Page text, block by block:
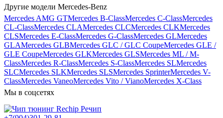
Другие модели Mercedes-Benz
Mercedes AMG GTMercedes B-ClassMercedes C-ClassMercedes
CL-ClassMercedes CLAMercedes CLCMercedes CLKMercedes
CLSMercedes E-ClassMercedes G-ClassMercedes GLMercedes
GLAMercedes GLBMercedes GLC / GLC CoupeMercedes GLE /
GLE CoupeMercedes GLKMercedes GLSMercedes ML / M-
ClassMercedes R-ClassMercedes S-ClassMercedes SLMercedes
SLCMercedes SLKMercedes SLSMercedes SprinterMercedes V-
ClassMercedes VaneoMercedes Vito / VianoMercedes X-Class
Мы в соцсетях